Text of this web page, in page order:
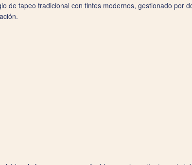
de tapeo tradicional con tintes modernos, gestionado por